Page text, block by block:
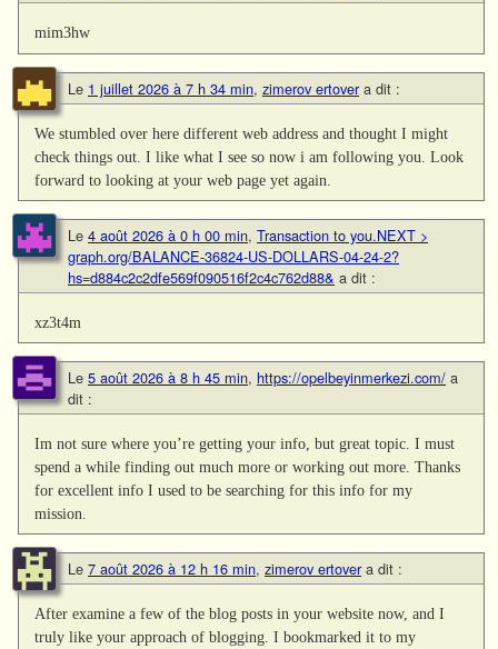
mim3hw
Le 1 juillet 2026 à 7 h 34 min, zimerov ertover a dit :
We stumbled over here different web address and thought I might
check things out. I like what I see so now i am following you. Look
forward to looking at your web page yet again.
Le 4 août 2026 à 0 h 00 min, Transaction to you.NEXT >
graph.org/BALANCE-36824-US-DOLLARS-04-24-2?
hs=d884c2c2dfe569f090516f2c4c762d88& a dit :
xz3t4m
Le 5 août 2026 à 8 h 45 min, https://opelbeyinmerkezi.com/ a
dit :
Im not sure where you’re getting your info, but great topic. I must
spend a while finding out much more or working out more. Thanks
for excellent info I used to be searching for this info for my
mission.
Le 7 août 2026 à 12 h 16 min, zimerov ertover a dit :
After examine a few of the blog posts in your website now, and I
truly like your approach of blogging. I bookmarked it to my